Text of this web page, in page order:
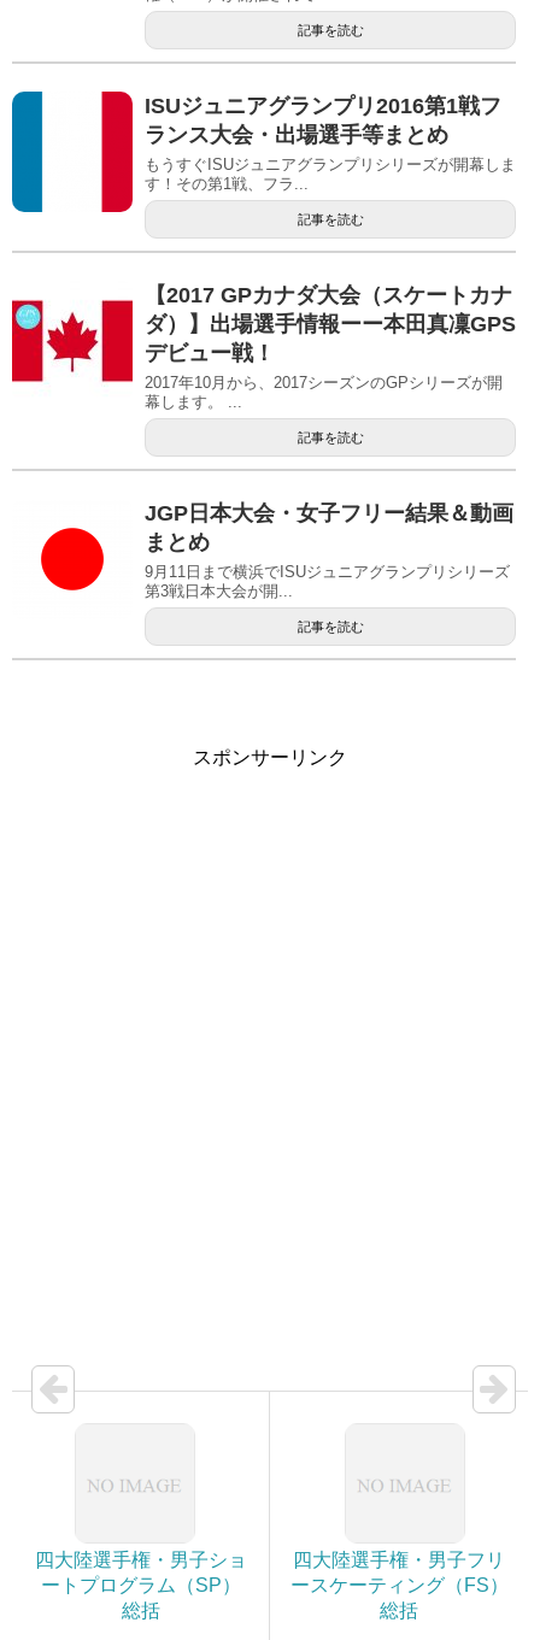
記事を読む
ISUジュニアグランプリ2016第1戦フ
ランス大会・出場選手等まとめ
もうすぐISUジュニアグランプリシリーズが開幕しま
す！その第1戦、フラ...
記事を読む
【2017 GPカナダ大会（スケートカナ
ダ）】出場選手情報ーー本田真凜GPS
デビュー戦！
2017年10月から、2017シーズンのGPシリーズが開
幕します。 ...
記事を読む
JGP日本大会・女子フリー結果＆動画
まとめ
9月11日まで横浜でISUジュニアグランプリシリーズ
第3戦日本大会が開...
記事を読む
スポンサーリンク
四大陸選手権・男子ショ
ートプログラム（SP）
総括
四大陸選手権・男子フリ
ースケーティング（FS）
総括